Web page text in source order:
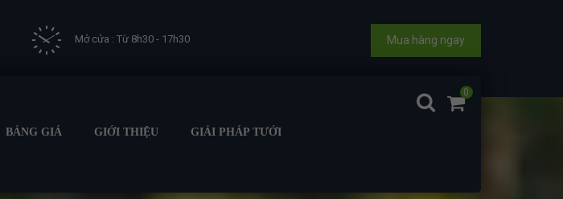
Mở cửa : Từ 8h30 - 17h30 Mua hàng ngay
0
BẢNG GIÁ GIỚI THIỆU GIẢI PHÁP TƯỚI